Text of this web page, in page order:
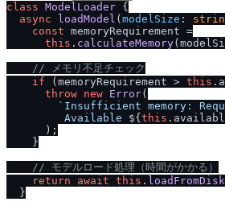
class ModelLoader {
async
loadModel ( modelSize :
const memoryRequirement =
this . calculateMemory
// メモリ不足チェック
if (memoryRequirement > this .
throw new Error(
`Insufficient memory:
         Available
${ this
      );
    }
// モデルロード処理（時間がかかる）
return
await this . loadFromDisk
  }